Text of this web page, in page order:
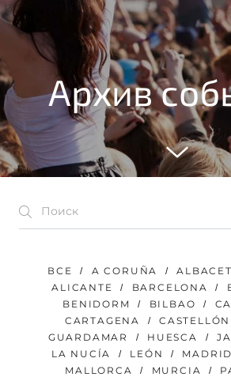
Архив
ВСЕ A CORUÑA
ALICANTE
BARCELONA
BENIDORM
BILBAO
CARTAGENA
CASTELLÓN
GUARDAMAR
HUESCA
LA NUCÍA
LEÓN MADRID
MALLORCA
MURCIA